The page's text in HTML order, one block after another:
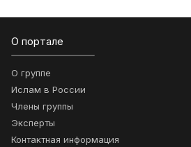
О портале
О группе
Ислам в России
Члены группы
Эксперты
Контактная информация